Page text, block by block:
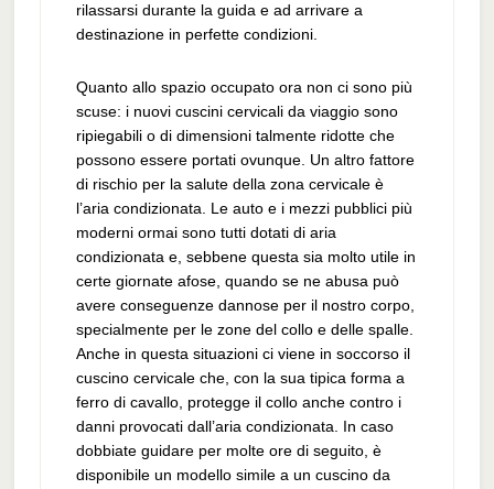
rilassarsi durante la guida e ad arrivare a
destinazione in perfette condizioni.
Quanto allo spazio occupato ora non ci sono più
scuse: i nuovi cuscini cervicali da viaggio sono
ripiegabili o di dimensioni talmente ridotte che
possono essere portati ovunque. Un altro fattore
di rischio per la salute della zona cervicale è
l’aria condizionata. Le auto e i mezzi pubblici più
moderni ormai sono tutti dotati di aria
condizionata e, sebbene questa sia molto utile in
certe giornate afose, quando se ne abusa può
avere conseguenze dannose per il nostro corpo,
specialmente per le zone del collo e delle spalle.
Anche in questa situazioni ci viene in soccorso il
cuscino cervicale che, con la sua tipica forma a
ferro di cavallo, protegge il collo anche contro i
danni provocati dall’aria condizionata. In caso
dobbiate guidare per molte ore di seguito, è
disponibile un modello simile a un cuscino da